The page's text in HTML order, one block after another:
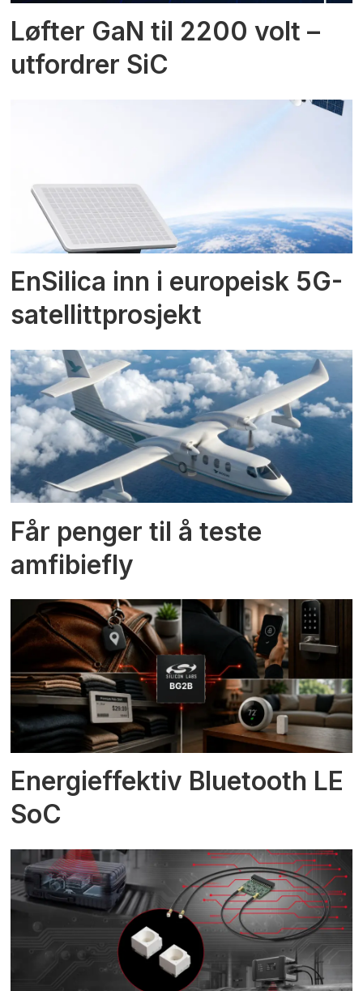
Løfter GaN til 2200 volt –
utfordrer SiC
EnSilica inn i europeisk 5G-
satellittprosjekt
Får penger til å teste
amfibiefly
Energieffektiv Bluetooth LE
SoC